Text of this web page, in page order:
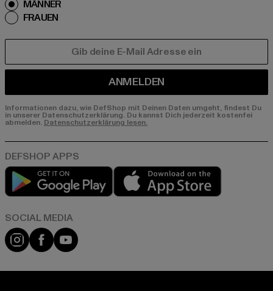
MÄNNER
FRAUEN
ANMELDEN
Informationen dazu, wie DefShop mit Deinen Daten umgeht, findest Du
in unserer Datenschutzerklärung. Du kannst Dich jederzeit kostenfei
abmelden. Datenschutzerklärung lesen.
Play market
Instagram
FacebookYouTube